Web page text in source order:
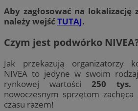
Aby zagłosować na lokalizację
należy wejść TUTAJ.
Czym jest podwórko
Jak przekazują organizatorzy
NIVEA to jedyne w swoim
rynkowej wartości 250 tys.
nowoczesnym sprzętom
czasu razem!